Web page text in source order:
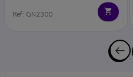
Ref: GN2300